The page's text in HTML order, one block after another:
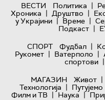
ВЕСТИ Политика |
Хроника | Друштво |
у Украјини | Време |
Подкаст |
СПОРТ
Фудбал |
Рукомет | Ватерполо |
спортови |
МАГАЗИН
Живот |
Технологијa | Путујемо
Филм и ТВ | Наука |